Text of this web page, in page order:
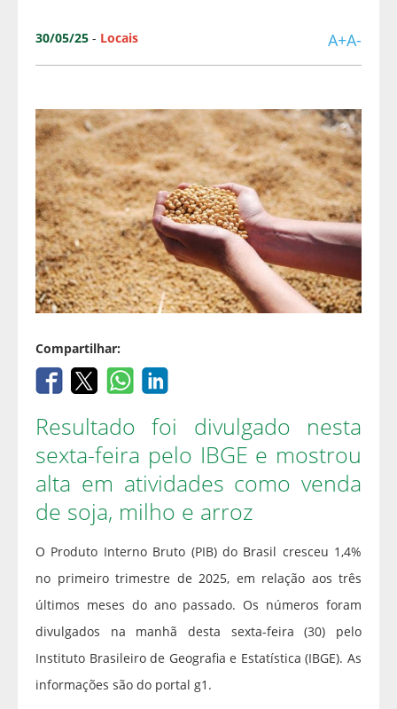
30/05/25 - Locais A+A-
Compartilhar:
Resultado foi divulgado nesta
sexta-feira pelo IBGE e mostrou
alta em atividades como venda
de soja, milho e arroz
O Produto Interno Bruto (PIB) do Brasil cresceu 1,4%
no primeiro trimestre de 2025, em relação aos três
últimos meses do ano passado. Os números foram
divulgados na manhã desta sexta-feira (30) pelo
Instituto Brasileiro de Geografia e Estatística (IBGE). As
informações são do portal g1.